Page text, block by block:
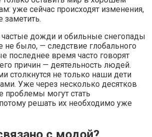
уже сейчас происходят изменения,
заметить.
дожди и обильные снегопады
не было, — следствие глобального
последнее время часто говорят
причин — деятельность людей.
столкнутся не только наши дети
Уже через несколько десятков
проблемы могут стать
решать их необходимо уже